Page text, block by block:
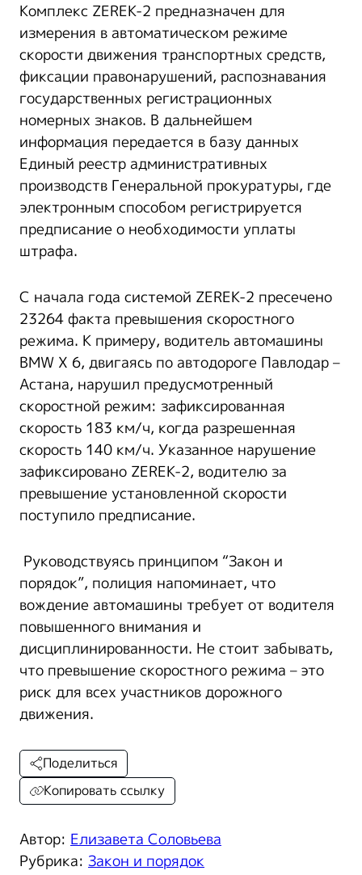
Комплекс ZEREK-2 предназначен для
измерения в автоматическом режиме
скорости движения транспортных средств,
фиксации правонарушений, распознавания
государственных регистрационных
номерных знаков. В дальнейшем
информация передается в базу данных
Единый реестр административных
производств Генеральной прокуратуры, где
электронным способом регистрируется
предписание о необходимости уплаты
штрафа.
С начала года системой ZEREK-2 пресечено
23264 факта превышения скоростного
режима. К примеру, водитель автомашины
BMW X 6, двигаясь по автодороге Павлодар –
Астана, нарушил предусмотренный
скоростной режим: зафиксированная
скорость 183 км/ч, когда разрешенная
скорость 140 км/ч. Указанное нарушение
зафиксировано ZEREK-2, водителю за
превышение установленной скорости
поступило предписание.
Руководствуясь принципом “Закон и
порядок”, полиция напоминает, что
вождение автомашины требует от водителя
повышенного внимания и
дисциплинированности. Не стоит забывать,
что превышение скоростного режима – это
риск для всех участников дорожного
движения.
Автор: Елизавета Соловьева
Рубрика: Закон и порядок
Поделиться
Копировать ссылку